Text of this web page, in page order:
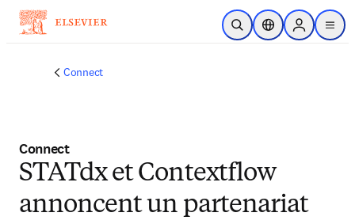
Passer au contenu principal
Ouvrir la recherche
Sélecteur de
Sign in to
menu
Connect
Connect
STATdx et Contextflow
annoncent un partenariat